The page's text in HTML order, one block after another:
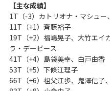
【主な成績】
1T（-3）カトリオナ・マシュー
11T（+1）斉藤裕子
19T（+2）福嶋晃子、大竹エイ
ラ・デービース
41T（+4）島袋美幸、白戸由香
53T（+5）下條江理子
66T（+6）祖父江歩、鬼澤信子